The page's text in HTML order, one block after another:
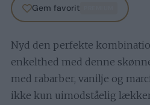
Gem favorit
Nyd den perfekte
enkelthed med denne
med rabarber, vanilje og
ikke kun uimodståelig